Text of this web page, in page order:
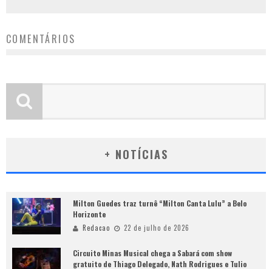
COMENTÁRIOS
+ NOTÍCIAS
Milton Guedes traz turnê “Milton Canta Lulu” a Belo
Horizonte
Redacao 22 de julho de 2026
Circuito Minas Musical chega a Sabará com show
gratuito de Thiago Delegado, Nath Rodrigues e Tulio